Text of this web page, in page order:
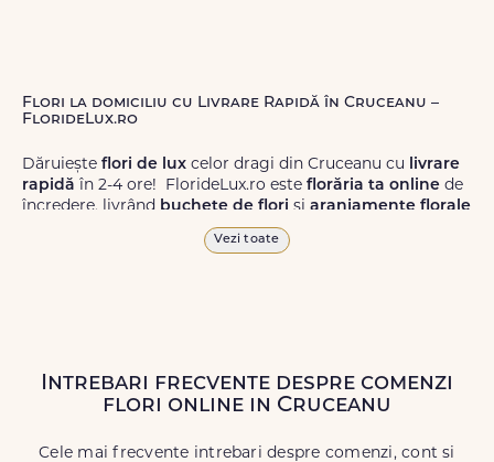
Flori la domiciliu cu Livrare Rapidă în Cruceanu –
FlorideLux.ro
Dăruiește flori de lux celor dragi din Cruceanu cu livrare
rapidă în 2-4 ore! FlorideLux.ro este florăria ta online de
încredere, livrând buchete de flori și aranjamente florale
de calitate superioară în Cruceanu și în toată România.
Livrăm buchete de florichiar și în weekend, pentru ca tu
să poți adresa un gest frumos atunci când ai nevoie.
Vezi toate
Intrebari frecvente despre comenzi
flori online in Cruceanu
Cele mai frecvente intrebari despre comenzi, cont si